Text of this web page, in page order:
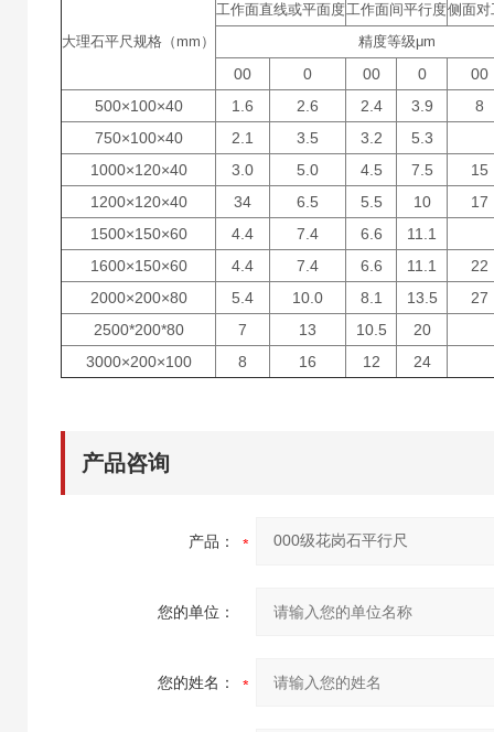
大理石平尺规格（mm）
工作面直线或平面度工作面间平行度侧面对
精度等级μm
00 0 00 0
00
500×100×40
1.6 2.6 2.4 3.9
8
750×100×40
2.1 3.5 3.2
5.3
1000×120×40
3.0 5.0 4.5 7.5
15
1200×120×40
34 6.5 5.5 10
17
1500×150×60
4.4 7.4 6.6
11.1
1600×150×60
4.4 7.4 6.6 11.1
22
2000×200×80
5.4 10.0 8.1 13.5
27
2500*200*80
7 13 10.5
20
3000×200×100
8 16 12 24
产品咨询
产品：
您的单位：
您的姓名：